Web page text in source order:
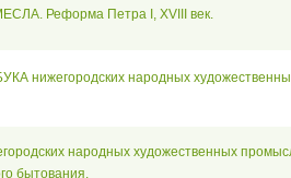
Реформа Петра I, XVIII век.
нижегородских народных
народных художественных
бытования.